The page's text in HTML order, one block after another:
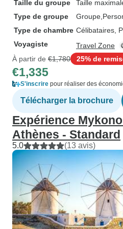
Taille du groupe
Taille
Type de groupe
Groupe
Type de chambre Célibataires,
Voyagiste
Travel Zone
À partir de €1,780 25% de
€1,335
S'inscrire pour réaliser des
Télécharger la brochure
Expérience
Athènes - Standard
5.0 (13 avis)